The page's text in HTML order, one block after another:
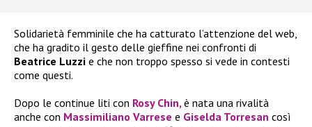
Solidarietà femminile che ha catturato l’attenzione del web,
che ha gradito il gesto delle gieffine nei confronti di
Beatrice Luzzi e che non troppo spesso si vede in contesti
come questi.
Dopo le continue liti con Rosy Chin, è nata una rivalità
anche con Massimiliano Varrese e Giselda Torresan così